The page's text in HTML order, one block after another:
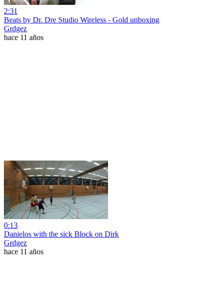
2:31
Beats by Dr. Dre Studio Wireless - Gold unboxing
Grdgez
hace 11 años
0:13
Danielos with the sick Block on Dirk
Grdgez
hace 11 años